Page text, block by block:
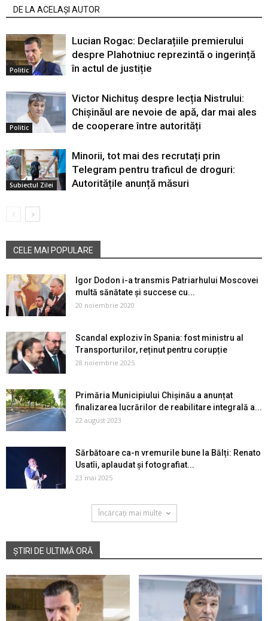
DE LA ACELAȘI AUTOR
Politic
Lucian Rogac: Declarațiile premierului
despre Plahotniuc reprezintă o ingerință
în actul de justiție
Politic
Victor Nichituș despre lecția Nistrului:
Chișinăul are nevoie de apă, dar mai ales
de cooperare între autorități
Subiectul Zilei
Minorii, tot mai des recrutați prin
Telegram pentru traficul de droguri:
Autoritățile anunță măsuri
CELE MAI POPULARE
Igor Dodon i-a transmis Patriarhului Moscovei
multă sănătate și succese cu...
20 noiembrie 2020
Scandal exploziv în Spania: fost ministru al
Transporturilor, reținut pentru corupție
28 noiembrie 2025
Primăria Municipiului Chișinău a anunțat
finalizarea lucrărilor de reabilitare integrală a...
22 august 2023
Sărbătoare ca-n vremurile bune la Bălți: Renato
Usatîi, aplaudat și fotografiat...
23 mai 2025
Încărcați mai multe
ȘTIRI DE ULTIMĂ ORĂ